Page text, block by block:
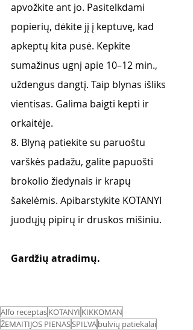
apvožkite ant jo. Pasitelkdami
popierių, dėkite jį į keptuvę, kad
apkeptų kita pusė. Kepkite
sumažinus ugnį apie 10–12 min.,
uždengus dangtį. Taip blynas išliks
vientisas. Galima baigti kepti ir
orkaitėje.
8. Blyną patiekite su paruoštu
varškės padažu, galite papuošti
brokolio žiedynais ir krapų
šakelėmis. Apibarstykite KOTANYI
juodųjų pipirų ir druskos mišiniu.
Gardžių atradimų.
Alfo receptasKOTANYI KIKKOMAN
ŽEMAITIJOS PIENASSPILVAbulvių patiekalai